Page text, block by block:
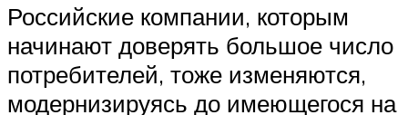
Российские компании, которым
начинают доверять большое число
потребителей, тоже изменяются,
модернизируясь до имеющегося на